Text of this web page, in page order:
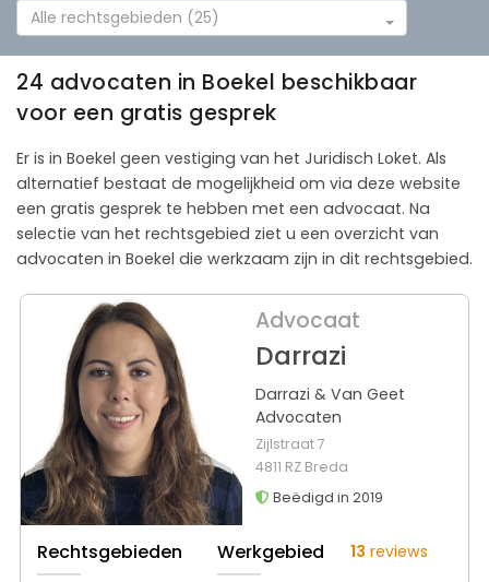
Alle rechtsgebieden (25)
24 advocaten in Boekel beschikbaar
voor een gratis gesprek
Er is in Boekel geen vestiging van het Juridisch Loket. Als
alternatief bestaat de mogelijkheid om via deze website
een gratis gesprek te hebben met een advocaat. Na
selectie van het rechtsgebied ziet u een overzicht van
advocaten in Boekel die werkzaam zijn in dit rechtsgebied.
Advocaat
Darrazi
Darrazi & Van Geet
Advocaten
Zijlstraat 7
4811 RZ Breda
Beëdigd in 2019
Rechtsgebieden Werkgebied 13 reviews